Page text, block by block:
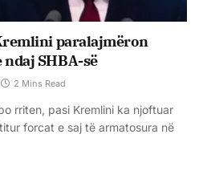
paralajmëron
SHBA-së
2 Mins Read
rriten, pasi Kremlini ka njoftuar
forcat e saj të armatosura në